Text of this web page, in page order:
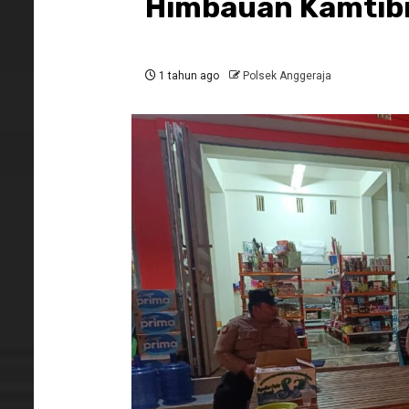
Himbauan
1 tahun ago Polsek Anggeraja